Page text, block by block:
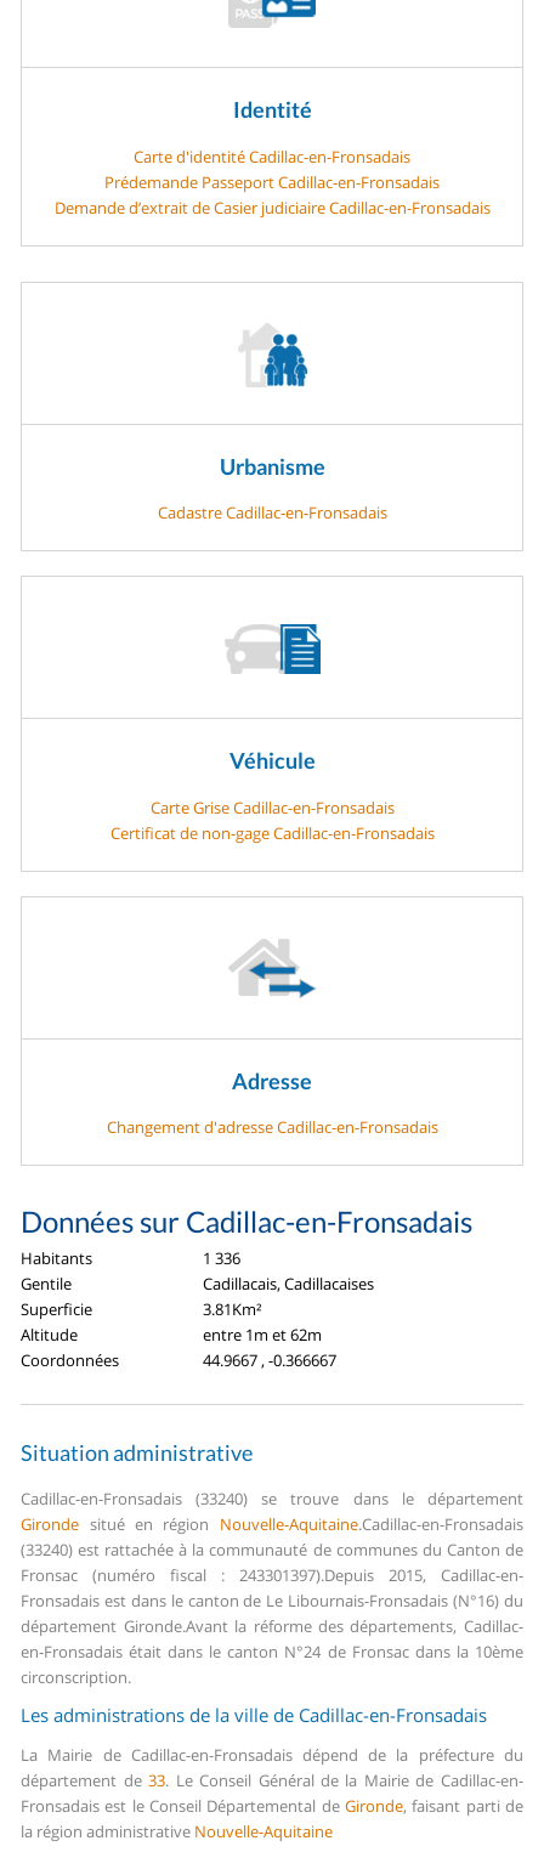
Identité
Carte d'identité Cadillac-en-Fronsadais
Prédemande Passeport Cadillac-en-Fronsadais
Demande d’extrait de Casier judiciaire Cadillac-en-Fronsadais
Urbanisme
Cadastre Cadillac-en-Fronsadais
Véhicule
Carte Grise Cadillac-en-Fronsadais
Certificat de non-gage Cadillac-en-Fronsadais
Adresse
Changement d'adresse Cadillac-en-Fronsadais
Données sur Cadillac-en-Fronsadais
Habitants
1 336
Gentile
Cadillacais, Cadillacaises
Superficie
3.81Km²
Altitude
entre 1m et 62m
Coordonnées
44.9667 , -0.366667
Situation administrative
Cadillac-en-Fronsadais (33240) se trouve dans le département
Gironde situé en région Nouvelle-Aquitaine.Cadillac-en-Fronsadais
(33240) est rattachée à la communauté de communes du Canton de
Fronsac (numéro fiscal : 243301397).Depuis 2015, Cadillac-en-
Fronsadais est dans le canton de Le Libournais-Fronsadais (N°16) du
département Gironde.Avant la réforme des départements, Cadillac-
en-Fronsadais était dans le canton N°24 de Fronsac dans la 10ème
circonscription.
Les administrations de la ville de Cadillac-en-Fronsadais
La Mairie de Cadillac-en-Fronsadais dépend de la préfecture du
département de33. Le Conseil Général de la Mairie de Cadillac-en-
Fronsadais est le Conseil Départemental de Gironde, faisant parti de
la région administrative Nouvelle-Aquitaine